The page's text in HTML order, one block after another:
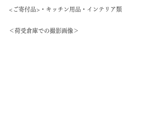
<ご寄付品>・キッチン用品・インテリア類
＜荷受倉庫での撮影画像＞